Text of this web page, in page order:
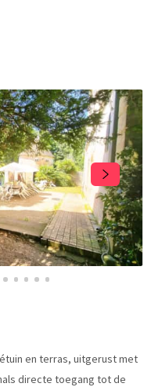
en terras, uitgerust met
directe toegang tot de